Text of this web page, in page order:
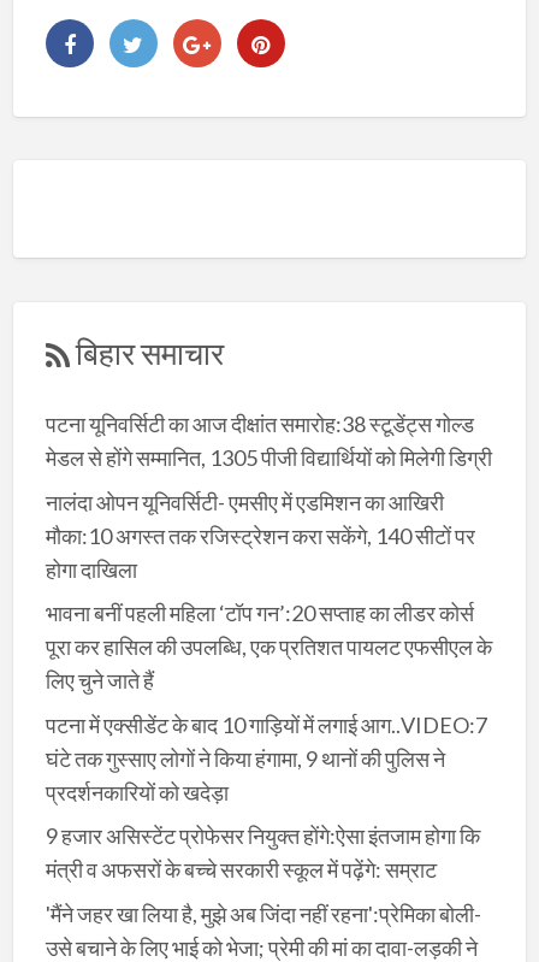
बिहार समाचार
पटना यूनिवर्सिटी का आज दीक्षांत समारोह:38 स्टूडेंट्स गोल्ड
मेडल से होंगे सम्मानित, 1305 पीजी विद्यार्थियों को मिलेगी डिग्री
नालंदा ओपन यूनिवर्सिटी- एमसीए में एडमिशन का आखिरी
मौका:10 अगस्त तक रजिस्ट्रेशन करा सकेंगे, 140 सीटों पर
होगा दाखिला
भावना बनीं पहली महिला ‘टॉप गन’:20 सप्ताह का लीडर कोर्स
पूरा कर हासिल की उपलब्धि, एक प्रतिशत पायलट एफसीएल के
लिए चुने जाते हैं
पटना में एक्सीडेंट के बाद 10 गाड़ियों में लगाई आग..VIDEO:7
घंटे तक गुस्साए लोगों ने किया हंगामा, 9 थानों की पुलिस ने
प्रदर्शनकारियों को खदेड़ा
9 हजार असिस्टेंट प्रोफेसर नियुक्त होंगे:ऐसा इंतजाम होगा कि
मंत्री व अफसरों के बच्चे सरकारी स्कूल में पढ़ेंगे: सम्राट
'मैंने जहर खा लिया है, मुझे अब जिंदा नहीं रहना':प्रेमिका बोली-
उसे बचाने के लिए भाई को भेजा; प्रेमी की मां का दावा-लड़की ने